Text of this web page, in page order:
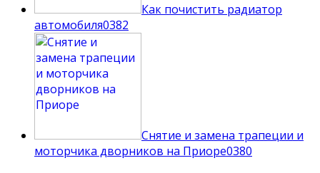
Как почистить радиатор
автомобиля0382
Снятие и замена трапеции и
моторчика дворников на Приоре0380